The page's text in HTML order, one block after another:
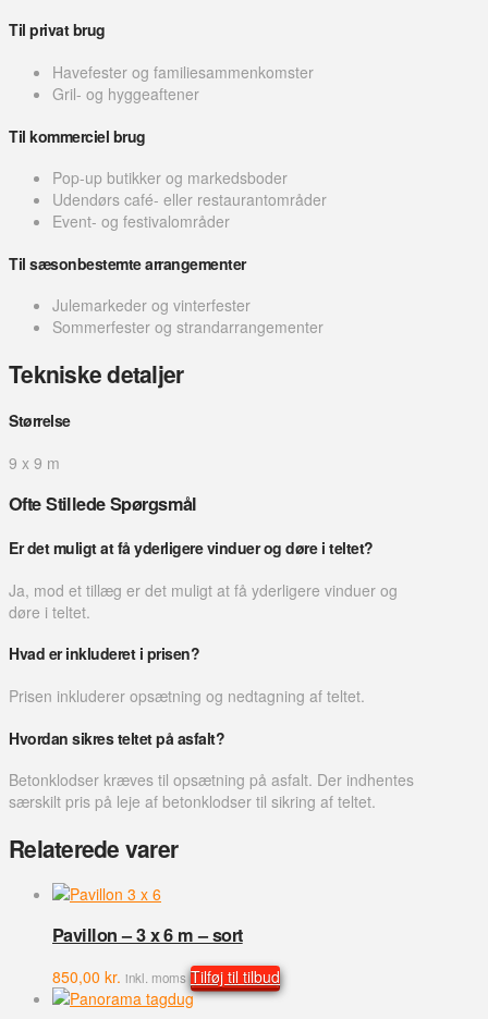
Til privat brug
Havefester og familiesammenkomster
Gril- og hyggeaftener
Til kommerciel brug
Pop-up butikker og markedsboder
Udendørs café- eller restaurantområder
Event- og festivalområder
Til sæsonbestemte arrangementer
Julemarkeder og vinterfester
Sommerfester og strandarrangementer
Tekniske detaljer
Størrelse
9 x 9 m
Ofte Stillede Spørgsmål
Er det muligt at få yderligere vinduer og døre i teltet?
Ja, mod et tillæg er det muligt at få yderligere vinduer og
døre i teltet.
Hvad er inkluderet i prisen?
Prisen inkluderer opsætning og nedtagning af teltet.
Hvordan sikres teltet på asfalt?
Betonklodser kræves til opsætning på asfalt. Der indhentes
særskilt pris på leje af betonklodser til sikring af teltet.
Relaterede varer
Pavillon – 3 x 6 m – sort
850,00 kr. inkl. moms Tilføj til tilbud